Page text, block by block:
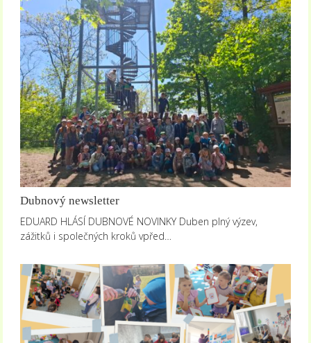
Dubnový newsletter
EDUARD HLÁSÍ DUBNOVÉ NOVINKY Duben plný výzev,
zážitků i společných kroků vpřed…